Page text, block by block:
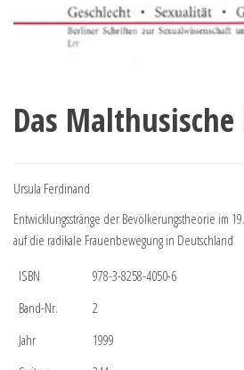
Das Malthusische
Ursula Ferdinand
Entwicklungsstränge der Bevölkerungstheorie im
auf die radikale Frauenbewegung in Deutschland
ISBN
978-3-8258-4050-6
Band-Nr.
2
Jahr
1999